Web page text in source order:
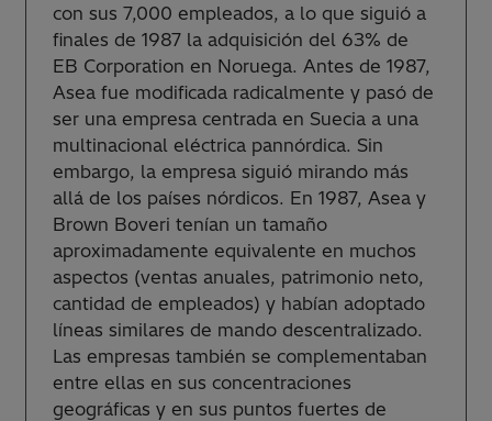
con sus 7,000 empleados, a lo que siguió a
finales de 1987 la adquisición del 63% de
EB Corporation en Noruega. Antes de 1987,
Asea fue modificada radicalmente y pasó de
ser una empresa centrada en Suecia a una
multinacional eléctrica pannórdica. Sin
embargo, la empresa siguió mirando más
allá de los países nórdicos. En 1987, Asea y
Brown Boveri tenían un tamaño
aproximadamente equivalente en muchos
aspectos (ventas anuales, patrimonio neto,
cantidad de empleados) y habían adoptado
líneas similares de mando descentralizado.
Las empresas también se complementaban
entre ellas en sus concentraciones
geográficas y en sus puntos fuertes de